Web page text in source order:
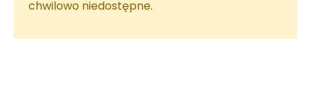
chwilowo niedostępne.